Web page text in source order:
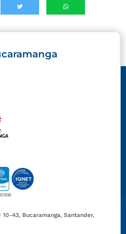
10-43, Bucaramanga, Santander,